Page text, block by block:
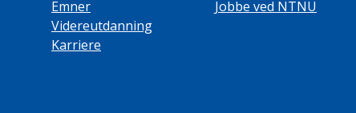
Emner
Videreutdanning
Karriere
Jobbe ved NTNU